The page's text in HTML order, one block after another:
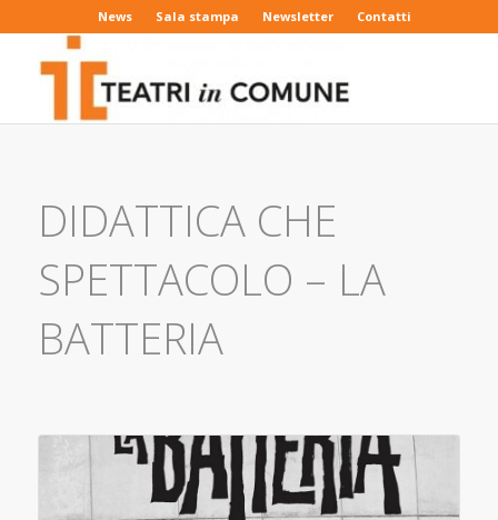
News Sala stampa Newsletter Contatti
DIDATTICA CHE
SPETTACOLO – LA
BATTERIA